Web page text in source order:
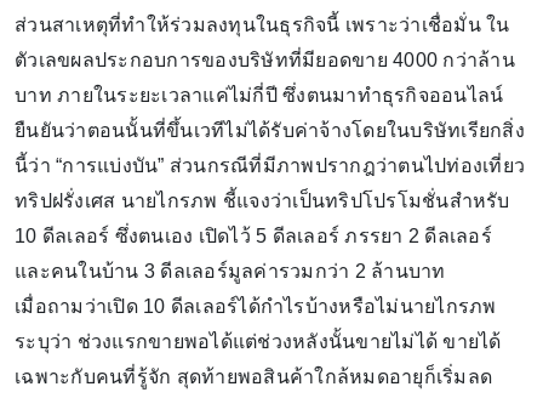
ส่วนสาเหตุที่ทำให้ร่วมลงทุนในธุรกิจนี้ เพราะว่าเชื่อมั่น ใน
ตัวเลขผลประกอบการของบริษัทที่มียอดขาย 4000 กว่าล้าน
บาท ภายในระยะเวลาแค่ไม่กี่ปี ซึ่งตนมาทำธุรกิจออนไลน์
ยืนยันว่าตอนนั้นที่ขึ้นเวทีไม่ได้รับค่าจ้างโดยในบริษัทเรียกสิ่ง
นี้ว่า “การแบ่งบัน” ส่วนกรณีที่มีภาพปรากฎว่าตนไปท่องเที่ยว
ทริปฝรั่งเศส นายไกรภพ ชี้แจงว่าเป็นทริปโปรโมชั่นสำหรับ
10 ดีลเลอร์ ซึ่งตนเอง เปิดไว้ 5 ดีลเลอร์ ภรรยา 2 ดีลเลอร์
และคนในบ้าน 3 ดีลเลอร์มูลค่ารวมกว่า 2 ล้านบาท
เมื่อถามว่าเปิด 10 ดีลเลอร์ได้กำไรบ้างหรือไม่นายไกรภพ
ระบุว่า ช่วงแรกขายพอได้แต่ช่วงหลังนั้นขายไม่ได้ ขายได้
เฉพาะกับคนที่รู้จัก สุดท้ายพอสินค้าใกล้หมดอายุก็เริ่มลด